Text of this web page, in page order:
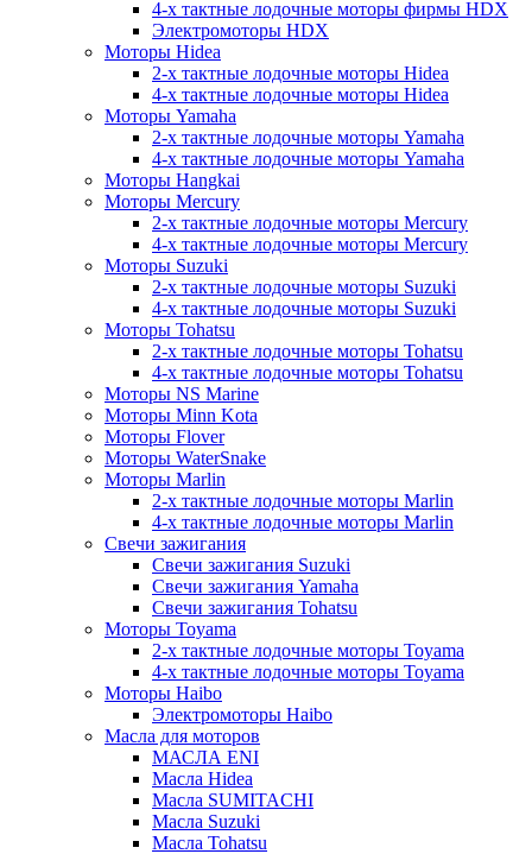
4-х тактные лодочные моторы фирмы HDX
Электромоторы HDX
Моторы Hidea
2-х тактные лодочные моторы Hidea
4-х тактные лодочные моторы Hidea
Моторы Yamaha
2-х тактные лодочные моторы Yamaha
4-х тактные лодочные моторы Yamaha
Моторы Hangkai
Моторы Mercury
2-х тактные лодочные моторы Mercury
4-х тактные лодочные моторы Mercury
Моторы Suzuki
2-х тактные лодочные моторы Suzuki
4-х тактные лодочные моторы Suzuki
Моторы Tohatsu
2-х тактные лодочные моторы Tohatsu
4-х тактные лодочные моторы Tohatsu
Моторы NS Marine
Моторы Minn Kota
Моторы Flover
Моторы WaterSnake
Моторы Marlin
2-х тактные лодочные моторы Marlin
4-х тактные лодочные моторы Marlin
Свечи зажигания
Свечи зажигания Suzuki
Свечи зажигания Yamaha
Свечи зажигания Tohatsu
Моторы Toyama
2-х тактные лодочные моторы Toyama
4-х тактные лодочные моторы Toyama
Моторы Haibo
Электромоторы Haibo
Масла для моторов
МАСЛА ENI
Масла Hidea
Масла SUMITACHI
Масла Suzuki
Масла Tohatsu